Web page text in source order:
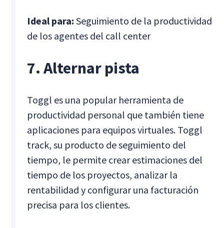
Ideal para:Seguimiento de la productividad
de los agentes del call center
7. Alternar pista
Toggl es una popular herramienta de
productividad personal que también tiene
aplicaciones para equipos virtuales. Toggl
track, su producto de seguimiento del
tiempo, le permite crear estimaciones del
tiempo de los proyectos, analizar la
rentabilidad y configurar una facturación
precisa para los clientes.